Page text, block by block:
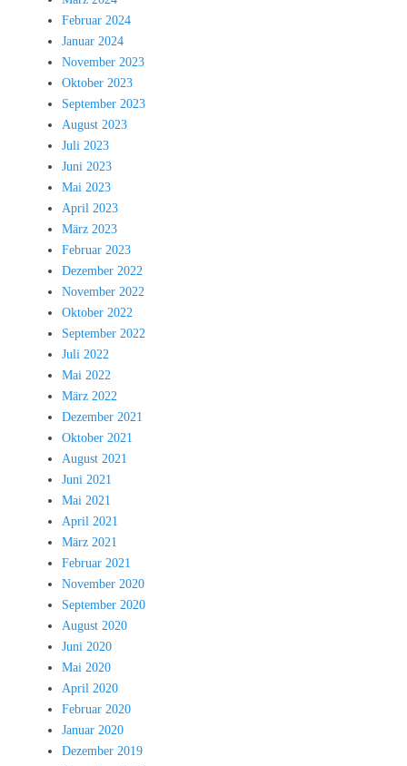
Februar 2024
Januar 2024
November 2023
Oktober 2023
September 2023
August 2023
Juli 2023
Juni 2023
Mai 2023
April 2023
März 2023
Februar 2023
Dezember 2022
November 2022
Oktober 2022
September 2022
Juli 2022
Mai 2022
März 2022
Dezember 2021
Oktober 2021
August 2021
Juni 2021
Mai 2021
April 2021
März 2021
Februar 2021
November 2020
September 2020
August 2020
Juni 2020
Mai 2020
April 2020
Februar 2020
Januar 2020
Dezember 2019